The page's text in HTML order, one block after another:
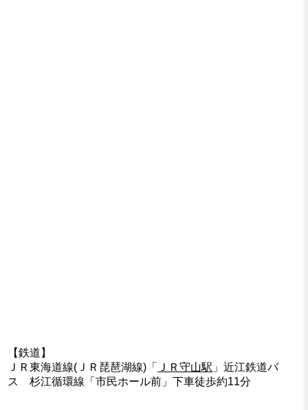
【鉄道】
ＪＲ東海道線(ＪＲ琵琶湖線)「
ＪＲ守山駅 」近江鉄道バ
ス 杉江循環線「市民ホール前」下車徒歩約11分